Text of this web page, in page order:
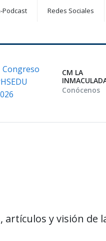
Podcast Redes Sociales
Congreso
CM LA
Conócenos
y visión de